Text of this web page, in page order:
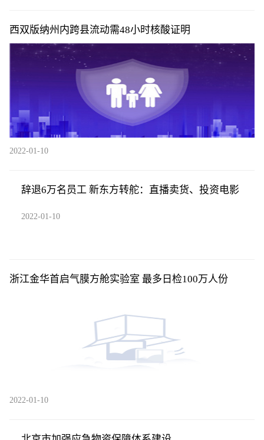
西双版纳州内跨县流动需48小时核酸证明
2022-01-10
辞退6万名员工 新东方转舵：直播卖货、投资电影
2022-01-10
浙江金华首启气膜方舱实验室 最多日检100万人份
2022-01-10